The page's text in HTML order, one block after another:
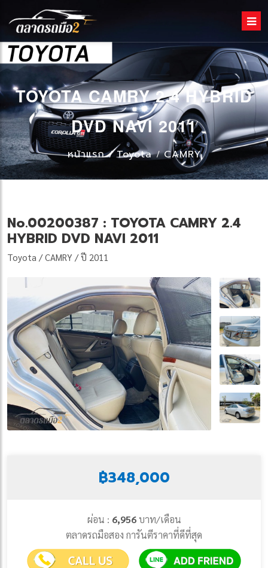
TOYOTA CAMRY 2.4 HYBRID
DVD NAVI 2011
หน้าแรก Toyota CAMRY
No.00200387 : TOYOTA CAMRY 2.4
HYBRID DVD NAVI 2011
Toyota / CAMRY / ปี 2011
฿348,000
ผ่อน : 6,956บาท/เดือน
ตลาดรถมือสอง การันตีราคาที่ดีที่สุด